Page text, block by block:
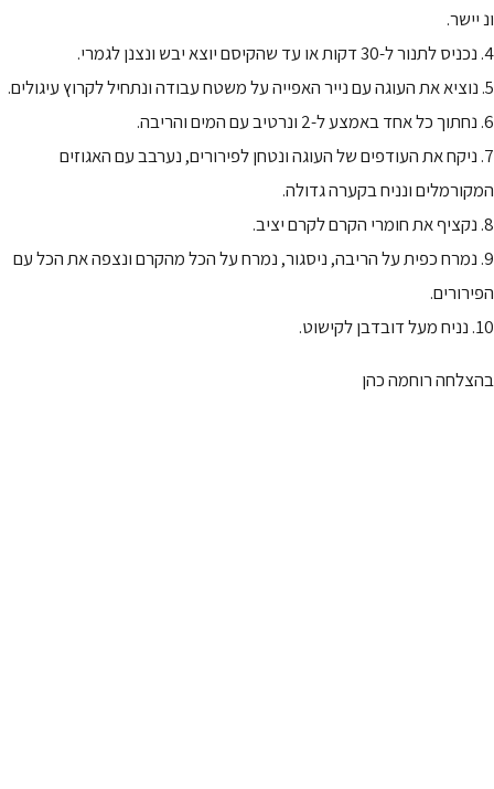
ונ יישר.
4. נכניס לתנור ל-30 דקות או עד שהקיסם יוצא יבש ונצנן לגמרי.
5. נוציא את העוגה עם נייר האפייה על משטח עבודה ונתחיל לקרוץ עיגולים.
6. נחתוך כל אחד באמצע ל-2 ונרטיב עם המים והריבה.
7. ניקח את העודפים של העוגה ונטחן לפירורים, נערבב עם האגוזים
המקורמלים ונניח בקערה גדולה.
8. נקציף את חומרי הקרם לקרם יציב.
9. נמרח כפית על הריבה, ניסגור, נמרח על הכל מהקרם ונצפה את הכל עם
הפירורים.
10. נניח מעל דובדבן לקישוט.
בהצלחה רוחמה כהן